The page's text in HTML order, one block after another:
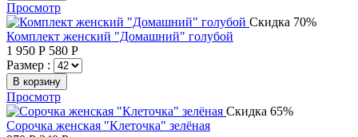
Просмотр
Скидка 70%
Комплект женский "Домашний" голубой
1 950 Р 580 Р
Размер :
В корзину
Просмотр
Скидка 65%
Сорочка женская "Клеточка" зелёная